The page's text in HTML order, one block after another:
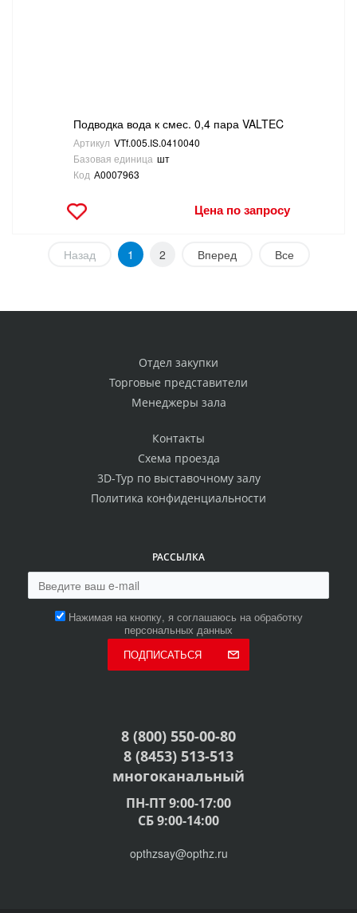
Подводка вода к смес. 0,4 пара VALTEC
Артикул VTf.005.IS.0410040
Базовая единица шт
Код А0007963
Цена по запросу
Назад 1 2 Вперед Все
Отдел закупки
Торговые представители
Менеджеры зала
Контакты
Схема проезда
3D-Тур по выставочному залу
Политика конфиденциальности
РАССЫЛКА
Нажимая на кнопку, я соглашаюсь на обработку
персональных данных
ПОДПИСАТЬСЯ
8 (800) 550-00-80
8 (8453) 513-513
многоканальный
ПН-ПТ 9:00-17:00
СБ 9:00-14:00
opthzsay@opthz.ru